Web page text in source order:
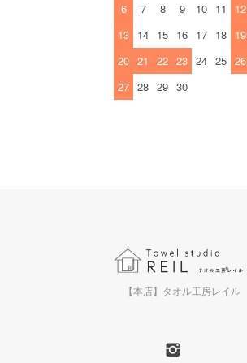
6
7 8 9 10 11
12
13 14 15 16 17 18 19
20 21 22 23 24 25 26
27 28 29 30
【本店】タオル工房レイル